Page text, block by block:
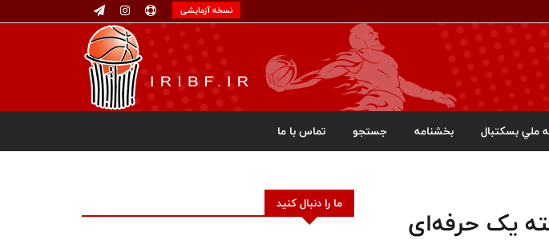
نسخه آزمایشی
ملي بسکتبال بخشنامه جستجو تماس با ما
یک حرفه‌ای
ما را دنبال کنید